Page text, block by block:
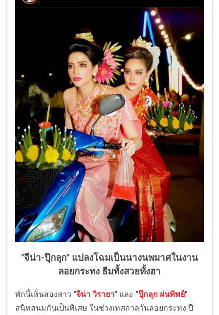
"จีน่า-ปุ๊กลุก" แปลงโฉมเป็นนางนพมาศในงาน
ลอยกระทง ธีมทั้งสวยทั้งฮา
พักนี้เห็นสองสาว "จีน่า วิรายา" และ "ปุ๊กลุก ฝนทิพย์"
สนิทสนมกันเป็นพิเศษ ในช่วงเทศกาลวันลอยกระทง ปี